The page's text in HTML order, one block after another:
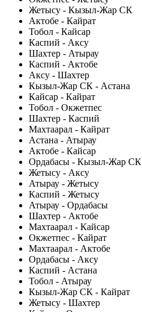
Жетысу - Кызыл-Жар СК
Актобе - Кайрат
Тобол - Кайсар
Каспий - Аксу
Шахтер - Атырау
Каспий - Актобе
Аксу - Шахтер
Кызыл-Жар СК - Астана
Кайсар - Кайрат
Тобол - Окжетпес
Шахтер - Каспий
Махтаарал - Кайрат
Астана - Атырау
Актобе - Кайсар
Ордабасы - Кызыл-Жар СК
Жетысу - Аксу
Атырау - Жетысу
Каспий - Жетысу
Атырау - Ордабасы
Шахтер - Актобе
Махтаарал - Кайсар
Окжетпес - Кайрат
Махтаарал - Актобе
Ордабасы - Аксу
Каспий - Астана
Тобол - Атырау
Кызыл-Жар СК - Кайрат
Жетысу - Шахтер